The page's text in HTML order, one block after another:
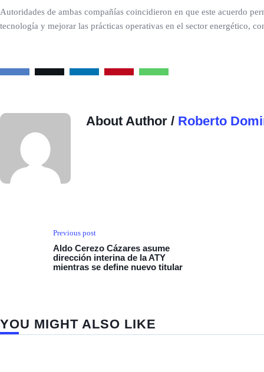
Autoridades de ambas compañías coincidieron en que este acuerdo
tecnología y mejorar las prácticas operativas en el sector energético,
About Author / Roberto
Previous post
Aldo Cerezo Cázares asume
dirección interina de la ATY
mientras se define nuevo titular
YOU MIGHT ALSO LIKE